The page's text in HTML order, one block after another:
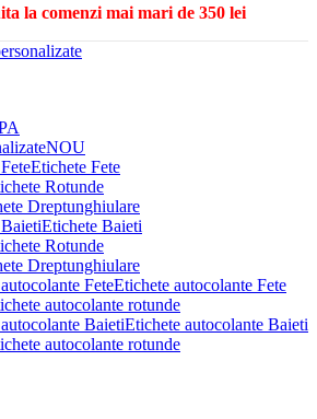
la comenzi mai mari de 350 lei
NOU
Etichete Fete
Rotunde
Dreptunghiulare
Etichete Baieti
Rotunde
Dreptunghiulare
Etichete autocolante Fete
autocolante rotunde
Etichete autocolante Baieti
autocolante rotunde